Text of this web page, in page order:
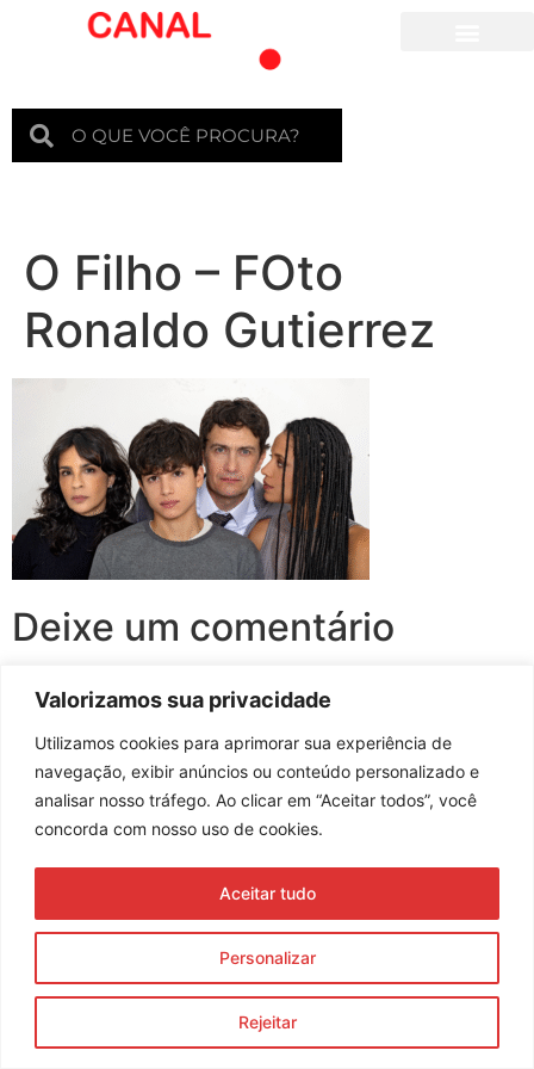
Valorizamos sua privacidade
Utilizamos cookies para aprimorar sua experiência de
navegação, exibir anúncios ou conteúdo personalizado e
analisar nosso tráfego. Ao clicar em “Aceitar todos”, você
concorda com nosso uso de cookies.
Personalizar
Rejeitar
Aceitar tudo
O Filho – FOto
Ronaldo Gutierrez
Deixe um comentário
Assine nossa newsletter
Enviar
Política de Privacidade e Termos de Uso